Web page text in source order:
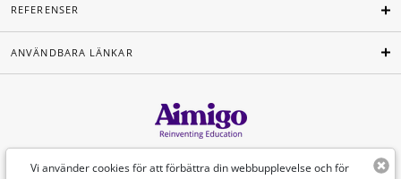
Vi använder cookies för att förbättra din webbupplevelse och för
REFERENSER
ANVÄNDBARA LÄNKAR
Svenska